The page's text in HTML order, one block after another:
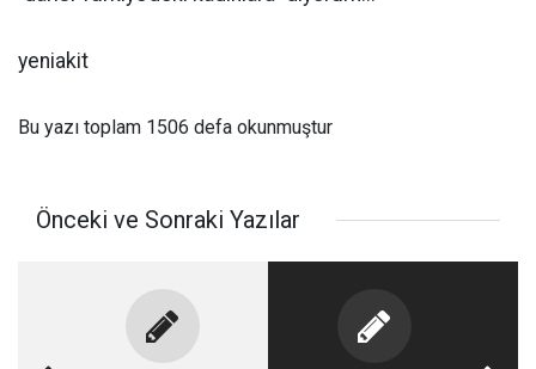
yeniakit
Bu yazı toplam 1506 defa okunmuştur
Önceki ve Sonraki Yazılar